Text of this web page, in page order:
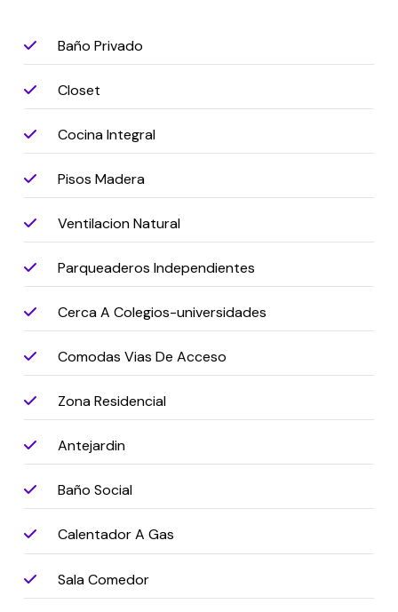
Baño Privado
Closet
Cocina Integral
Pisos Madera
Ventilacion Natural
Parqueaderos Independientes
Cerca A Colegios-universidades
Comodas Vias De Acceso
Zona Residencial
Antejardin
Baño Social
Calentador A Gas
Sala Comedor